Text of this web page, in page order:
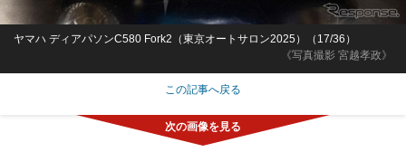
《写真撮影 宮越孝政》
ヤマハ ディアパソンC580 Fork2（東京オートサロン2025）（17/36）
この記事へ戻る